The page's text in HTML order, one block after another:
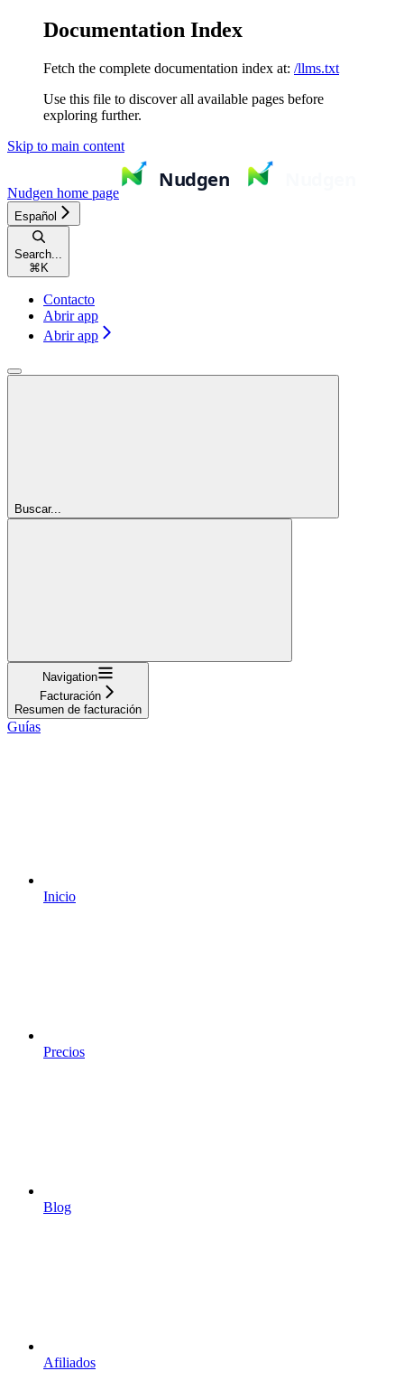
Documentation Index
Fetch the complete documentation index at: /llms.txt
Use this file to discover all available pages before
exploring further.
Skip to main content
Nudgen home page
Español
Search...
⌘ K
Contacto
Abrir app
Abrir app
Buscar...
Navigation
Facturación
Resumen de facturación
Guías
Inicio
Precios
Blog
Afiliados